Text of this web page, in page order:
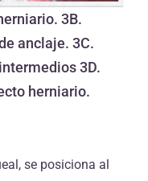
3B.
anclaje. 3C.
3D.
herniario.
se posiciona al